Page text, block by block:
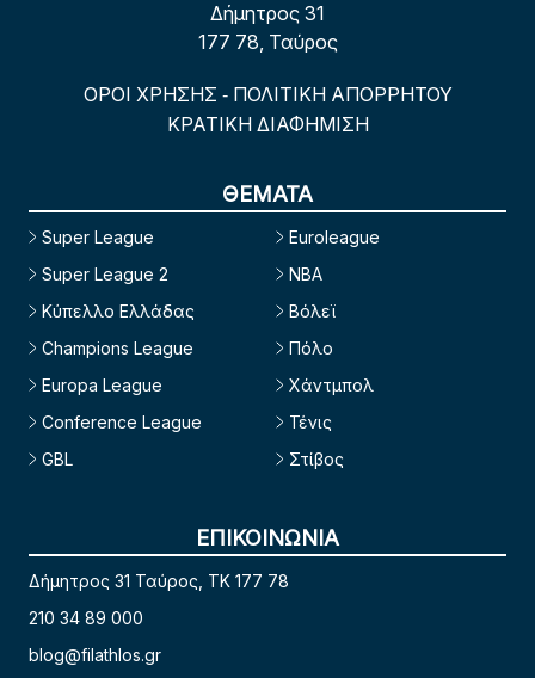
Δήμητρος 31
177 78, Ταύρος
ΟΡΟΙ ΧΡΗΣΗΣ - ΠΟΛΙΤΙΚΗ ΑΠΟΡΡΗΤΟΥ
ΚΡΑΤΙΚΗ ΔΙΑΦΗΜΙΣΗ
ΘΕΜΑΤΑ
Super League
Super League 2
Κύπελλο Ελλάδας
Champions League
Europa League
Conference League
GBL
Euroleague
NBA
Βόλεϊ
Πόλο
Χάντμπολ
Τένις
Στίβος
ΕΠΙΚΟΙΝΩΝΙΑ
Δήμητρος 31 Ταύρος, TK 177 78
210 34 89 000
blog@filathlos.gr